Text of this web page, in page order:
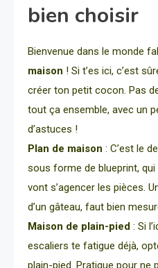
bien choisir
Bienvenue dans le monde
maison ! Si t’es ici, c’est
créer ton petit cocon. Pas
tout ça ensemble, avec un
d’astuces !
Plan de maison : C’est le
sous forme de blueprint,
vont s’agencer les pièces.
d’un gâteau, faut bien
Maison de plain-pied : Si
escaliers te fatigue déjà,
plain-pied. Pratique pour ne